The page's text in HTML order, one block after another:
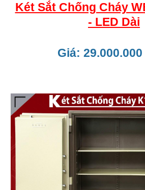
Két Sắt Chống Cháy
- LED Dài
Giá: